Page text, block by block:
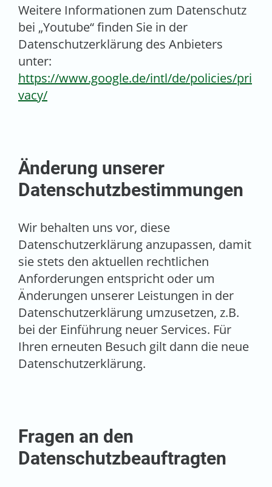
Weitere Informationen zum Datenschutz
bei „Youtube“ finden Sie in der
Datenschutzerklärung des Anbieters
unter:
https://www.google.de/intl/de/policies/pri
vacy/
Änderung unserer
Datenschutzbestimmungen
Wir behalten uns vor, diese
Datenschutzerklärung anzupassen, damit
sie stets den aktuellen rechtlichen
Anforderungen entspricht oder um
Änderungen unserer Leistungen in der
Datenschutzerklärung umzusetzen, z.B.
bei der Einführung neuer Services. Für
Ihren erneuten Besuch gilt dann die neue
Datenschutzerklärung.
Fragen an den
Datenschutzbeauftragten